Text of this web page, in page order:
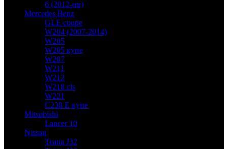
6 (2012-нв)
Mercedes Benz
GLE coupe
W204 (2007-2014)
W205
W205 купе
W207
W211
W212
W218 cls
W221
C238 E купе
Mitsubishi
Lancer 10
Nissan
Teana J32